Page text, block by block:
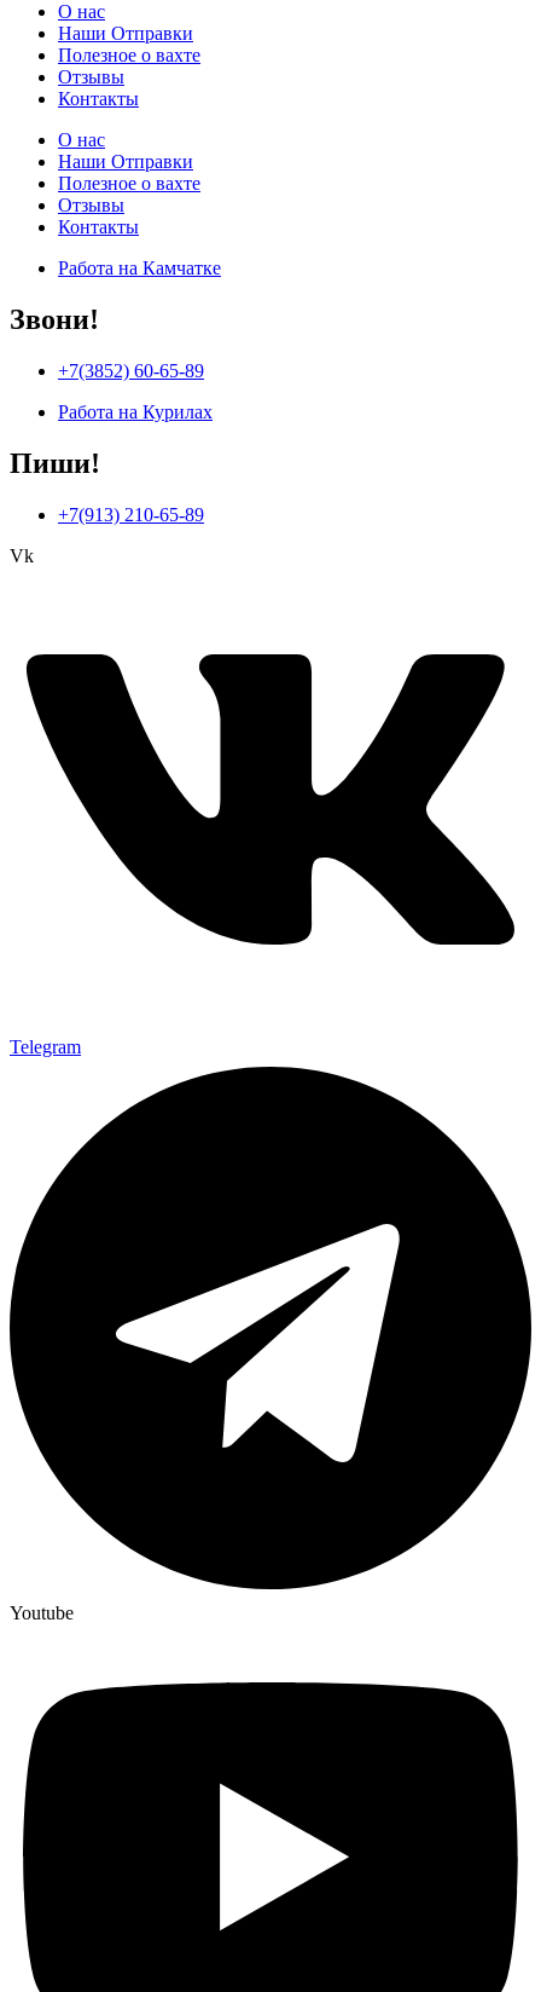
О нас
Наши Отправки
Полезное о вахте
Отзывы
Контакты
О нас
Наши Отправки
Полезное о вахте
Отзывы
Контакты
Работа на Камчатке
Звони!
+7(3852) 60-65-89
Работа на Курилах
Пиши!
+7(913) 210-65-89
Vk
Telegram
Youtube